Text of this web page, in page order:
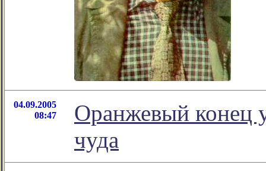
04.09.2005
08:47
Оранжевый конец
чуда